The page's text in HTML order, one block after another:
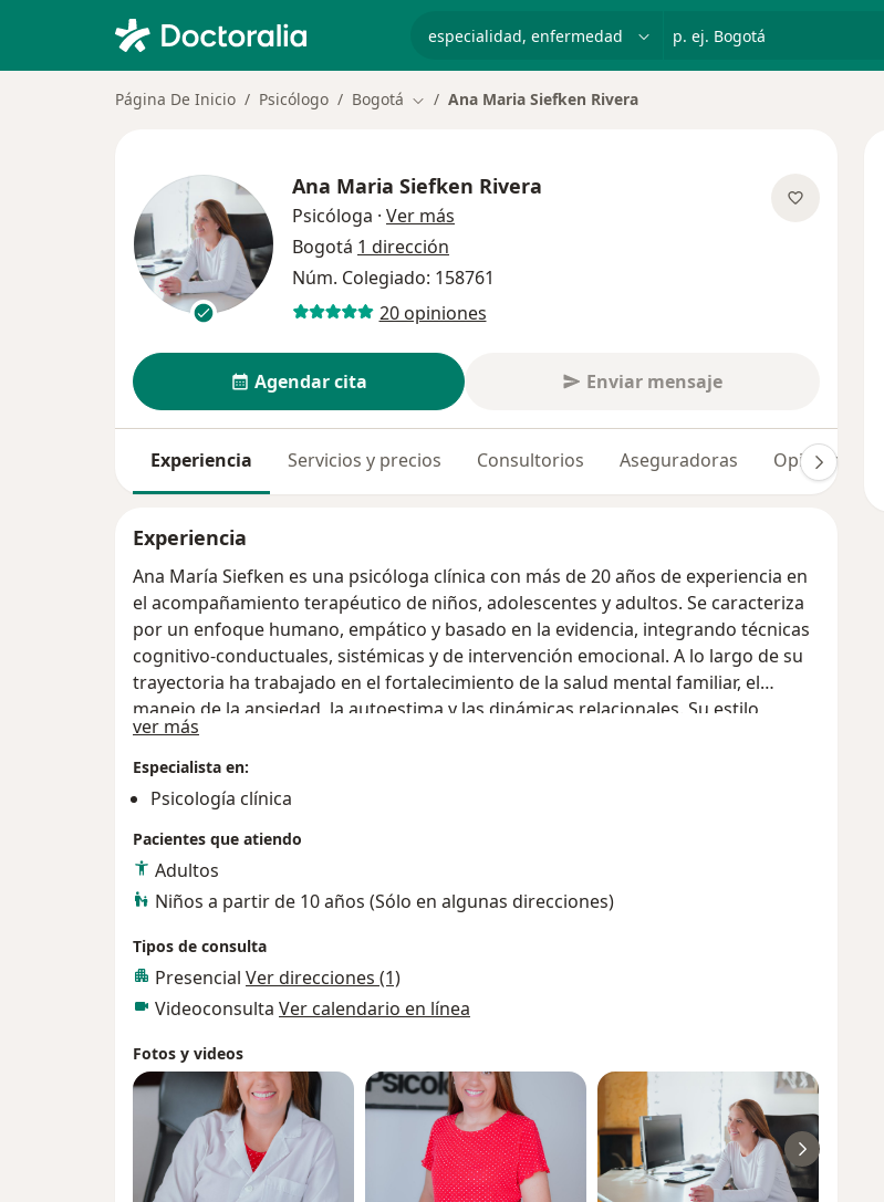
p. ej. Bogotá
Página De Inicio Psicólogo Bogotá Cambiar de ciudad
Ana Maria Siefken Rivera
Ana Maria Siefken Rivera
Psicóloga · Ver más
Bogotá 1 dirección
Núm. Colegiado: 158761
20 opiniones
Agendar cita Enviar mensaje
Experiencia Servicios y precios Consultorios Aseguradoras Opiniones (20)
Experiencia
Ana María Siefken es una psicóloga clínica con más de 20 años de experiencia en
el acompañamiento terapéutico de niños, adolescentes y adultos. Se caracteriza
por un enfoque humano, empático y basado en la evidencia, integrando técnicas
cognitivo-conductuales, sistémicas y de intervención emocional. A lo largo de su
trayectoria ha trabajado en el fortalecimiento de la salud mental familiar, el
manejo de la ansiedad, la autoestima y las dinámicas relacionales. Su estilo
profesional se distingue por la escucha activa, la claridad en la orientación y el
compromiso profundo con el bienestar de cada paciente.
ver más
Especialista en:
Psicología clínica
Pacientes que atiendo
Adultos
Niños a partir de 10 años (Sólo en algunas direcciones)
Tipos de consulta
Presencial Ver direcciones (1)
Videoconsulta Ver calendario en línea
Fotos y videos